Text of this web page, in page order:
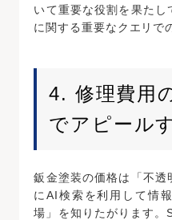
いて重要な役割を果た
に関する重要なクエリで
4. 修理費用
でアピール
鈑金塗装の価格は「不透
にAI検索を利用して情
場」を知りたがります。